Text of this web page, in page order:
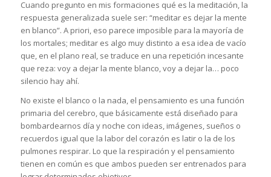
Cuando pregunto en mis formaciones qué es la meditación, la
respuesta generalizada suele ser: “meditar es dejar la mente
en blanco”. A priori, eso parece imposible para la mayoría de
los mortales; meditar es algo muy distinto a esa idea de vacío
que, en el plano real, se traduce en una repetición incesante
que reza: voy a dejar la mente blanco, voy a dejar la… poco
silencio hay ahí.
No existe el blanco o la nada, el pensamiento es una función
primaria del cerebro, que básicamente está diseñado para
bombardearnos día y noche con ideas, imágenes, sueños o
recuerdos igual que la labor del corazón es latir o la de los
pulmones respirar. Lo que la respiración y el pensamiento
tienen en común es que ambos pueden ser entrenados para